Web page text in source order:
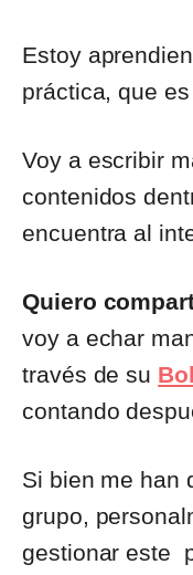
Estoy
práctica, que
Voy a escribir
contenidos
encuentra al
Quiero
voy a echar
través de su
contando
Si bien me han
grupo,
gestionar este